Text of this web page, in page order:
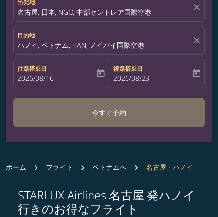
出発地
名古屋, 日本, NGO, 中部セントレア国際空港 close
目的地
ハノイ, ベトナム, HAN, ノイバイ国際空港 close
往路搭乗日
fc-booking-departure-date-aria-label
2026/08/16 today
復路搭乗日
fc-booking-return-date-aria-label
2026/08/23 today
今すぐ予約
ホーム フライト ベトナムへ 名古屋 - ハノイ
STARLUX Airlines 名古屋 発ハノイ
行きのお得なフライト
ルート (出発地および/または目的地) を更新するか、以